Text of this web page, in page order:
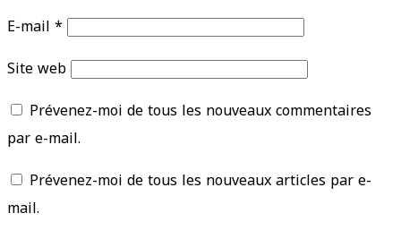
E-mail*
Site web
Prévenez-moi de tous les nouveaux commentaires
par e-mail.
Prévenez-moi de tous les nouveaux articles par e-
mail.